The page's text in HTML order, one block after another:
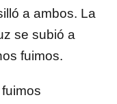
a ambos. La
se subió a
fuimos.